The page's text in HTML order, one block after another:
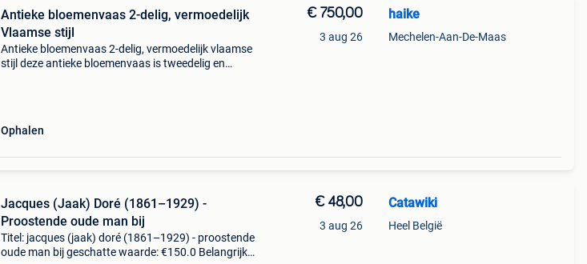
Antieke bloemenvaas 2-delig, vermoedelijk
Vlaamse stijl
Antieke bloemenvaas 2-delig, vermoedelijk vlaamse
stijl deze antieke bloemenvaas is tweedelig en
Ophalen
€ 750,00
3 aug 26
haike
Mechelen-Aan-De-Maas
Jacques (Jaak) Doré (1861–1929) -
Proostende oude man bij
Titel: jacques (jaak) doré (1861–1929) - proostende
oude man bij geschatte waarde: €150.0 Belangrijk:
€ 48,00
3 aug 26
Catawiki
Heel België